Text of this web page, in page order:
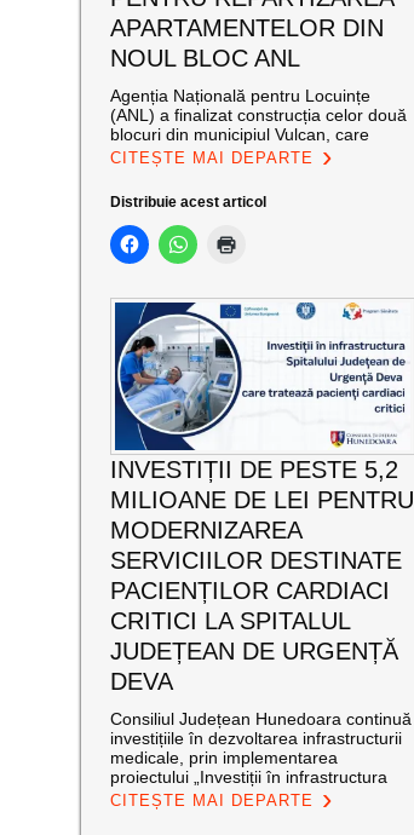
APARTAMENTELOR DIN
NOUL BLOC ANL
Agenția Națională pentru Locuințe
(ANL) a finalizat construcția celor două
blocuri din municipiul Vulcan, care
CITEȘTE MAI DEPARTE
Distribuie acest articol
INVESTIȚII DE PESTE 5,2
MILIOANE DE LEI PENTRU
MODERNIZAREA
SERVICIILOR DESTINATE
PACIENȚILOR CARDIACI
CRITICI LA SPITALUL
JUDEȚEAN DE URGENȚĂ
DEVA
Consiliul Județean Hunedoara continuă
investițiile în dezvoltarea infrastructurii
medicale, prin implementarea
proiectului „Investiții în infrastructura
CITEȘTE MAI DEPARTE